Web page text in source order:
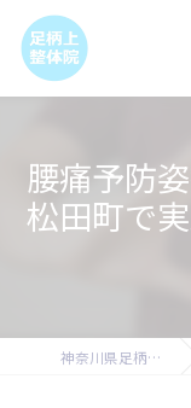
腰痛予防
松田町で
神奈川県足柄上郡の腰痛なら足柄上整体院